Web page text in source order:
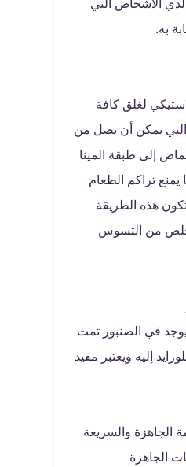
الأشخاص التي
به.
لغلق كافة
التي يمكن أن يصل من
إلى طبقة المينا
يمنع تراكم الطعام
هذه الطريقة
من التسوس
في الصنبور تمت
إليه ويعتبر مفيد
الجاهزة والسريعة
الجاهزة